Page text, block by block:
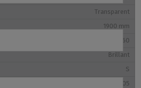
Transparent
1900 mm
760
Brillant
S
975-1005